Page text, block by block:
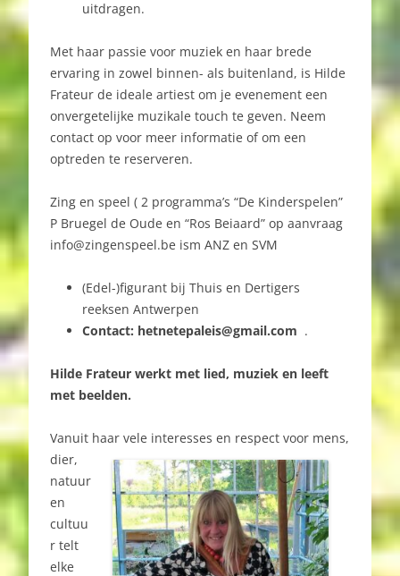
uitdragen.
Met haar passie voor muziek en haar brede
ervaring in zowel binnen- als buitenland, is Hilde
Frateur de ideale artiest om je evenement een
onvergetelijke muzikale touch te geven. Neem
contact op voor meer informatie of om een
optreden te reserveren.
Zing en speel ( 2 programma’s “De Kinderspelen”
P Bruegel de Oude en “Ros Beiaard” op aanvraag
info@zingenspeel.be ism ANZ en SVM
(Edel-)figurant bij Thuis en Dertigers
reeksen Antwerpen
Contact: hetnetepaleis@gmail.com .
Hilde Frateur werkt met lied, muziek en leeft
met beelden.
Vanuit haar vele interesses en respect voor mens,
dier,
natuur
en
cultuu
r telt
elke